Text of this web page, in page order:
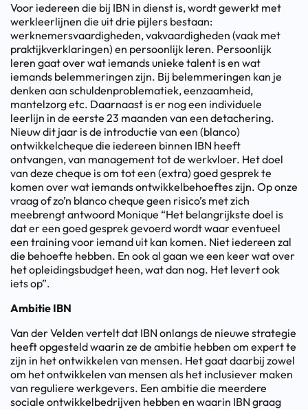
Voor iedereen die bij IBN in dienst is, wordt gewerkt met
werkleerlijnen die uit drie pijlers bestaan:
werknemersvaardigheden, vakvaardigheden (vaak met
praktijkverklaringen) en persoonlijk leren. Persoonlijk
leren gaat over wat iemands unieke talent is en wat
iemands belemmeringen zijn. Bij belemmeringen kan je
denken aan schuldenproblematiek, eenzaamheid,
mantelzorg etc. Daarnaast is er nog een individuele
leerlijn in de eerste 23 maanden van een detachering.
Nieuw dit jaar is de introductie van een (blanco)
ontwikkelcheque die iedereen binnen IBN heeft
ontvangen, van management tot de werkvloer. Het doel
van deze cheque is om tot een (extra) goed gesprek te
komen over wat iemands ontwikkelbehoeftes zijn. Op onze
vraag of zo’n blanco cheque geen risico’s met zich
meebrengt antwoord Monique “Het belangrijkste doel is
dat er een goed gesprek gevoerd wordt waar eventueel
een training voor iemand uit kan komen. Niet iedereen zal
die behoefte hebben. En ook al gaan we een keer wat over
het opleidingsbudget heen, wat dan nog. Het levert ook
iets op”.
Ambitie IBN
Van der Velden vertelt dat IBN onlangs de nieuwe strategie
heeft opgesteld waarin ze de ambitie hebben om expert te
zijn in het ontwikkelen van mensen. Het gaat daarbij zowel
om het ontwikkelen van mensen als het inclusiever maken
van reguliere werkgevers. Een ambitie die meerdere
sociale ontwikkelbedrijven hebben en waarin IBN graag